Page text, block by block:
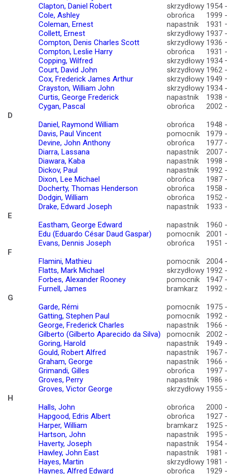
Clapton, Daniel Robert
skrzydłowy 1954
Cole, Ashley
obrońca
1999
Coleman, Ernest
napastnik
1931
Collett, Ernest
skrzydłowy 1937
Compton, Denis Charles Scott
skrzydłowy 1936
Compton, Leslie Harry
obrońca
1931
Copping, Wilfred
skrzydłowy 1934
Court, David John
skrzydłowy 1962
Cox, Frederick James Arthur
skrzydłowy 1949
Crayston, William John
skrzydłowy 1934
Curtis, George Frederick
napastnik
1938
Cygan, Pascal
obrońca
2002
D
Daniel, Raymond William
obrońca
1948
Davis, Paul Vincent
pomocnik
1979
Devine, John Anthony
obrońca
1977
Diarra, Lassana
napastnik
2007
Diawara, Kaba
napastnik
1998
Dickov, Paul
napastnik
1992
Dixon, Lee Michael
obrońca
1987
Docherty, Thomas Henderson
obrońca
1958
Dodgin, William
obrońca
1952
Drake, Edward Joseph
napastnik
1933
E
Eastham, George Edward
napastnik
1960
Edu (Eduardo César Daud Gaspar)
pomocnik
2001
Evans, Dennis Joseph
obrońca
1951
F
Flamini, Mathieu
pomocnik
2004
Flatts, Mark Michael
skrzydłowy 1992
Forbes, Alexander Rooney
pomocnik
1947
Furnell, James
bramkarz
1992
G
Garde, Rémi
pomocnik
1975
Gatting, Stephen Paul
pomocnik
1992
George, Frederick Charles
napastnik
1966
Gilberto (Gilberto Aparecido da Silva)
pomocnik
2002
Goring, Harold
napastnik
1949
Gould, Robert Alfred
napastnik
1967
Graham, George
napastnik
1966
Grimandi, Gilles
obrońca
1997
Groves, Perry
napastnik
1986
Groves, Victor George
skrzydłowy 1955
H
Halls, John
obrońca
2000
Hapgood, Edris Albert
obrońca
1927
Harper, William
bramkarz
1925
Hartson, John
napastnik
1995
Haverty, Joseph
napastnik
1954
Hawley, John East
napastnik
1981
Hayes, Martin
skrzydłowy 1981
Haynes, Alfred Edward
obrońca
1929